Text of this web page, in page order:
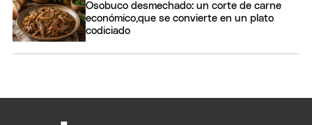
Osobuco desmechado: un corte de carne
económico,que se convierte en un plato
codiciado